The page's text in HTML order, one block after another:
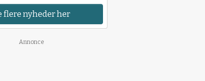
flere nyheder her
Annonce